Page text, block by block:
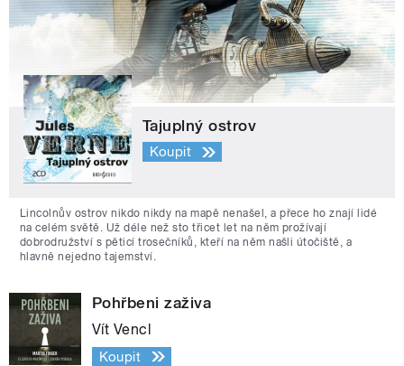
Tajuplný ostrov
Koupit
Lincolnův ostrov nikdo nikdy na mapě nenašel, a přece ho znají lidé
na celém světě. Už déle než sto třicet let na něm prožívají
dobrodružství s pěticí trosečníků, kteří na něm našli útočiště, a
hlavně nejedno tajemství.
Pohřbeni zaživa
Vít Vencl
Koupit